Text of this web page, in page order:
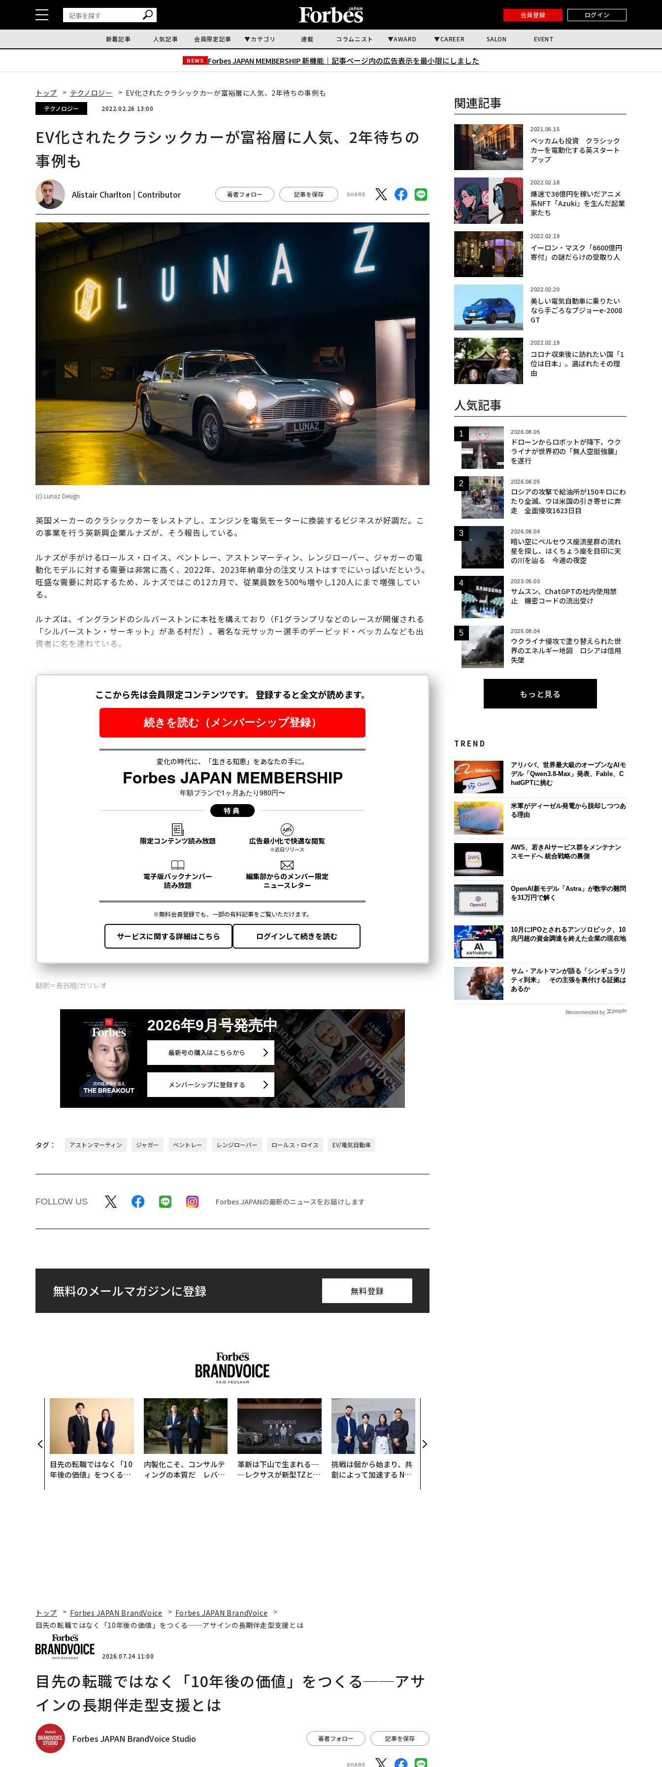
会員登録 ログイン
新着記事 人気記事 会員限定記事 カテゴリ 連載 コラムニスト AWARD CAREER SALON EVENT
NEWS Forbes JAPAN MEMBERSHIP 新機能｜ 記事ページ内の広告表示を最小限にしました
トップ テクノロジー EV化されたクラシックカーが富裕層に人気、2年待ちの事例も
テクノロジー 2022.02.26 13:00
EV化されたクラシックカーが富裕層に人気、2年待ちの
事例も
Alistair Charlton | Contributor 著者フォロー 記事を保存
(c) Lunaz Design
英国メーカーのクラシックカーをレストアし、エンジンを電気モーターに換装するビジネスが好調だ。こ
の事業を行う英新興企業ルナズが、そう報告している。
ルナズが手がけるロールス・ロイス、ベントレー、アストンマーティン、レンジローバー、ジャガーの電
動化モデルに対する需要は非常に高く、2022年、2023年納車分の注文リストはすでにいっぱいだという。
旺盛な需要に対応するため、ルナズではこの12カ月で、従業員数を500%増やし120人にまで増強してい
る。
ルナズは、イングランドのシルバーストンに本社を構えており（F1グランプリなどのレースが開催される
「シルバーストン・サーキット」がある村だ）、著名な元サッカー選手のデービッド・ベッカムなども出
資者に名を連ねている。
翻訳＝長谷睦/ガリレオ
2026年9月号発売中
最新号の購入はこちらから
メンバーシップに登録する
タグ： アストンマーティン ジャガー ベントレー レンジローバー ロールス・ロイス EV/電気自動車
FOLLOW US Forbes JAPANの最新のニュースをお届けします
無料のメールマガジンに登録 無料登録
目先の転職ではなく「10
年後の価値」をつくる─
内製化こそ、コンサルテ
ィングの本質だ レバレ
革新は下山で生まれる─
─レクサスが新型TZとE
挑戦は個から始まり、共
創によって加速する NOR
関連記事
2021.06.15
ベッカムも投資 クラシック
カーを電動化する英スタート
アップ
2022.02.18
爆速で36億円を稼いだアニメ
系NFT「Azuki」を生んだ起業
家たち
2022.02.19
イーロン・マスク「6600億円
寄付」の謎だらけの受取り人
2022.02.20
美しい電気自動車に乗りたい
なら手ごろなプジョーe-2008
GT
2022.02.19
コロナ収束後に訪れたい国「1
位は日本」。選ばれたその理
由
人気記事
2026.08.05
ドローンからロボットが降下、ウク
ライナが世界初の「無人空挺強襲」
を遂行
2026.08.05
ロシアの攻撃で給油所が150キロにわ
たり全滅、ウは米国の引き寄せに奔
走 全面侵攻1623日目
2026.08.04
暗い空にペルセウス座流星群の流れ
星を探し、はくちょう座を目印に天
の川を辿る 今週の夜空
2023.05.03
サムスン、ChatGPTの社内使用禁
止 機密コードの流出受け
2026.08.04
ウクライナ侵攻で塗り替えられた世
界のエネルギー地図 ロシアは信用
失墜
もっと見る
TREND
アリババ、世界最大級のオープンなAIモ
デル「Qwen3.8-Max」発表、Fable、C
hatGPTに挑む
米軍がディーゼル発電から脱却しつつあ
る理由
AWS、若きAIサービス群をメンテナン
スモードへ 統合戦略の裏側
OpenAI新モデル「Astra」が数学の難問
を31万円で解く
10月にIPOとされるアンソロピック、10
兆円超の資金調達を終えた企業の現在地
サム・アルトマンが語る「シンギュラリ
ティ到来」 その主張を裏付ける証拠は
あるか
Recommended by
トップ Forbes JAPAN BrandVoice
Forbes JAPAN BrandVoice
目先の転職ではなく「10年後の価値」をつくる──アサインの長期伴走型支援とは
2026.07.24 11:00
目先の転職ではなく「10年後の価値」をつくる──アサ
インの長期伴走型支援とは
Forbes JAPAN BrandVoice Studio 著者フォロー 記事を保存